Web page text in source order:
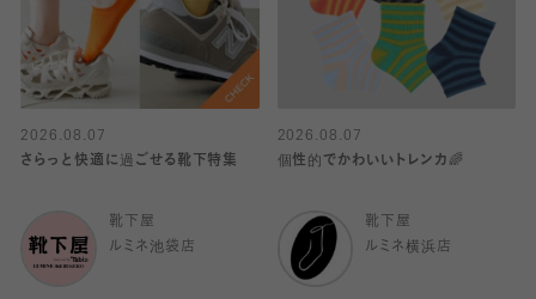
2026.08.07
さらっと快適に過ごせる靴下特集
靴下屋
ルミネ池袋店
2026.08.07
個性的でかわいいトレンカ🌈
靴下屋
ルミネ横浜店